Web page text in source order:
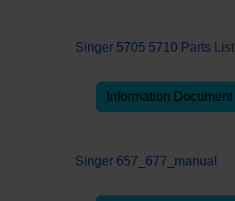
Singer 5705 5710 Parts List
Information Document
Singer 657_677_manual